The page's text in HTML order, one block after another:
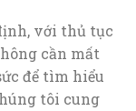
với thủ tục
cần mất
để tìm hiểu
tôi cung